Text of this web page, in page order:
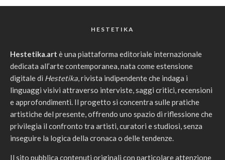
HESTETIKA
Hestetika.art è una piattaforma editoriale internazionale
dedicata all’arte contemporanea, nata come estensione
digitale di Hestetika, rivista indipendente che indaga i
linguaggi visivi attraverso interviste, saggi critici, recensioni
e approfondimenti. Il progetto si concentra sulle pratiche
artistiche del presente, offrendo uno spazio di riflessione che
privilegia il confronto tra artisti, curatori e studiosi, senza
inseguire la logica della cronaca o delle tendenze.
Il sito pubblica contenuti originali con particolare attenzione